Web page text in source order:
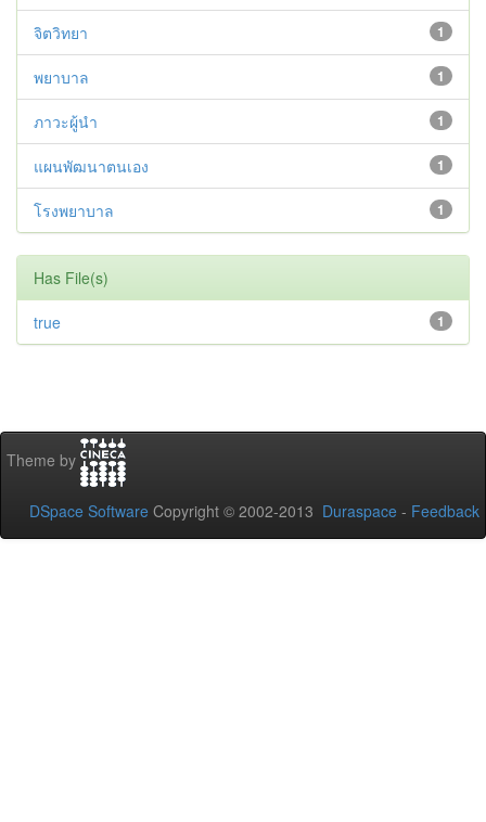
1
จิตวิทยา
1
พยาบาล
1
ภาวะผู้นำ
1
แผนพัฒนาตนเอง
1
โรงพยาบาล
Has File(s)
1
true
Theme by
DSpace Software Copyright © 2002-2013 Duraspace - Feedback